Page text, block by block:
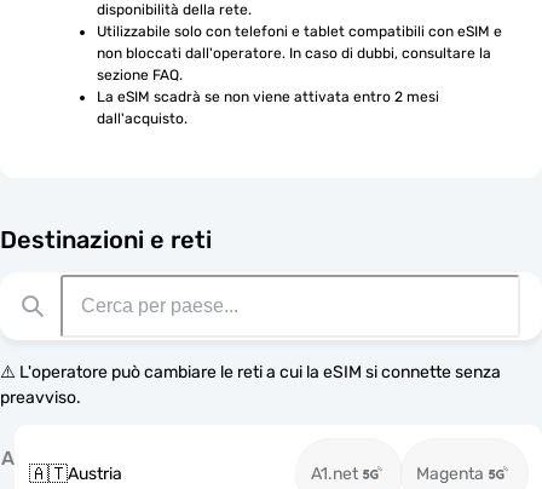
disponibilità della rete.
Utilizzabile solo con telefoni e tablet compatibili con eSIM e
non bloccati dall'operatore. In caso di dubbi, consultare la
sezione FAQ.
La eSIM scadrà se non viene attivata entro 2 mesi
dall'acquisto.
Destinazioni e reti
⚠️ L'operatore può cambiare le reti a cui la eSIM si connette senza
preavviso.
A
🇦🇹Austria A1.net Magenta